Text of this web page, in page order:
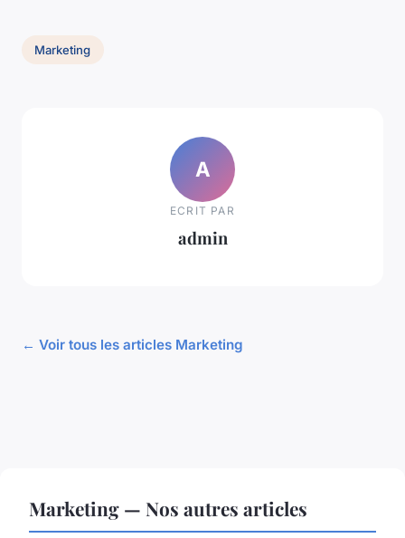
Marketing
A
ECRIT PAR
admin
← Voir tous les articles Marketing
Marketing — Nos autres articles